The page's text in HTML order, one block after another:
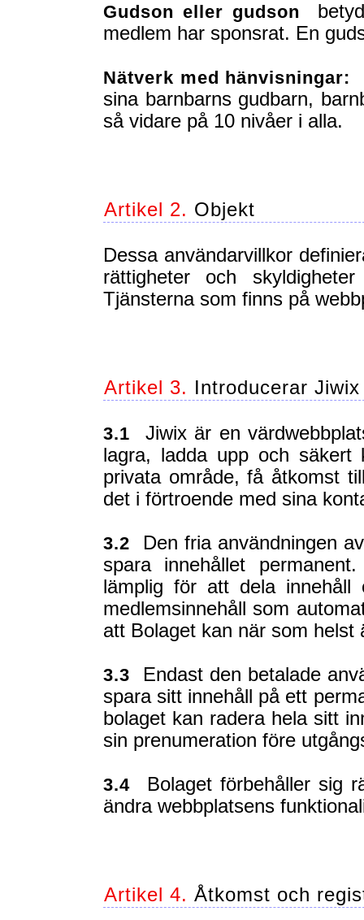
Gudson eller gudson
medlem har sponsrat. En
Nätverk med hänvisningar:
sina barnbarns gudbarn,
så vidare på 10 nivåer i alla.
Artikel 2. Objekt
Dessa användarvillkor
rättigheter och
Tjänsterna som finns på
Artikel 3. Introducerar Jiwix
3.1 Jiwix är en
lagra, ladda upp och säkert
privata område, få åtkomst
det i förtroende med sina
3.2 Den fria användningen
spara innehållet
lämplig för att dela innehåll
medlemsinnehåll som
att Bolaget kan när som helst
3.3 Endast den betalade
spara sitt innehåll på ett
bolaget kan radera hela sitt
sin prenumeration före
3.4 Bolaget förbehåller sig
ändra webbplatsens
Artikel 4. Åtkomst och